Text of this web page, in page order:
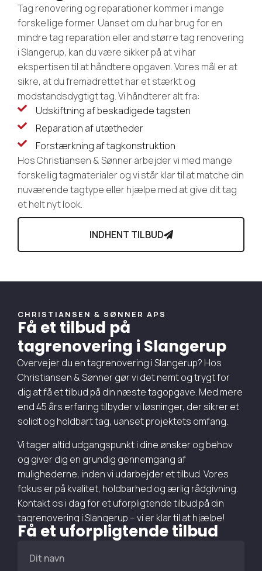
Tag renovering og reparationer kommer i mange
forskellige former. Uanset om du har brug for en
mindre tag reparation eller and større tag renovering
i Slangerup, kan du være sikker på at vi har
ekspertisen til at håndtere opgaven. Vores mål er at
sikre, at du fremadrettet har et stærkt og
modstandsdygtigt tag. Vi håndterer alt fra:
Udskiftning af beskadigede tagsten
Reparation af utætheder
Forstærkning af tagkonstruktion
Hos Christiansen & Sønner arbejder vi med mange
forskellig tagmaterialer og vi står klar til at matche din
nuværende tagtype eller hjælpe med at give dit tag
et helt nyt look.
INDHENT TILBUD
CHRISTIANSEN & SØNNER APS
Få et tilbud på
tagrenovering i Slangerup
Overvejer du en tagrenovering i Slangerup? Hos
Christiansen & Sønner gør vi det nemt og trygt for
dig at få et tilbud på din næste tagopgave. Med mere
end 45 års erfaring tilbyder vi løsninger, der sikrer et
solidt og holdbart tag, uanset projektets omfang.
Vi tager altid udgangspunkt i dine ønsker og behov
og giver dig en grundig gennemgang af
mulighederne, inden vi udarbejder et tilbud. Vores
fokus er på kvalitet, holdbarhed og ærlig rådgivning.
Kontakt os i dag for et uforpligtende tilbud på din
tagrenovering i Slangerup – vi er klar til at hjælpe!
Få et uforpligtende tilbud